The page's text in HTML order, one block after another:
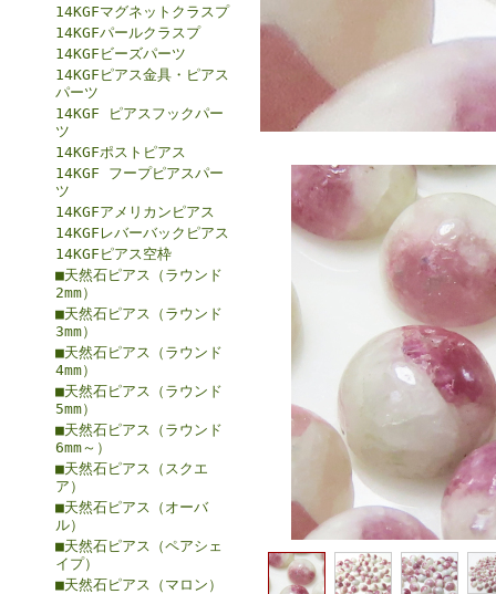
14KGFマグネットクラスプ
14KGFパールクラスプ
14KGFビーズパーツ
14KGFピアス金具・ピアス
パーツ
14KGF ピアスフックパー
ツ
14KGFポストピアス
14KGF フープピアスパー
ツ
14KGFアメリカンピアス
14KGFレバーバックピアス
14KGFピアス空枠
■天然石ピアス（ラウンド
2mm）
■天然石ピアス（ラウンド
3mm）
■天然石ピアス（ラウンド
4mm）
■天然石ピアス（ラウンド
5mm）
■天然石ピアス（ラウンド
6mm～）
■天然石ピアス（スクエ
ア）
■天然石ピアス（オーバ
ル）
■天然石ピアス（ペアシェ
イプ）
■天然石ピアス（マロン）